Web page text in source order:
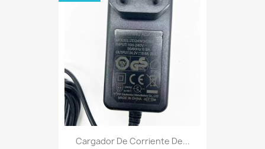
Cargador De Corriente De...